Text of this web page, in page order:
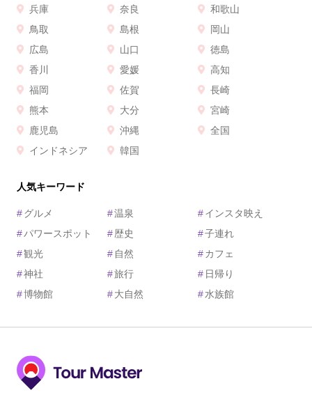
兵庫
奈良
和歌山
鳥取
島根
岡山
広島
山口
徳島
香川
愛媛
高知
福岡
佐賀
長崎
熊本
大分
宮崎
鹿児島
沖縄
全国
インドネシア
韓国
人気キーワード
#グルメ #温泉 #インスタ映え
#パワースポット #歴史 #子連れ
#観光 # 自然 # カフェ
#神社 #旅行 # 日帰り
#博物館 #大自然 #水族館